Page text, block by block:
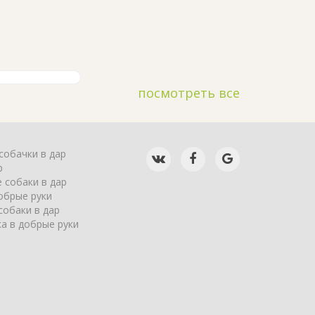
посмотреть все
в дар
собаки в дар
руки
в дар
в добрые руки